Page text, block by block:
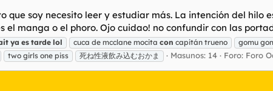
que soy necesito leer y estudiar más. La intención del
manga o el phoro. Ojo cuidao! no confundir con las
ya es tarde lol cuca de mcclane mocita con capitán trueno gomu
two girls one piss 死ね性液飲み込むおかま Masunos: 14 Foro: Foro